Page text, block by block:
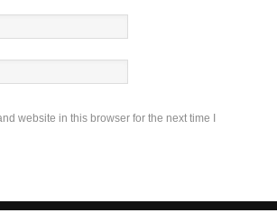
website in this browser for the next time I